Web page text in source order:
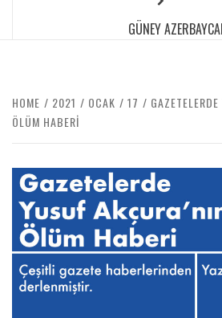
GÜNEY
HOME 2021 OCAK 17
ÖLÜM HABERI